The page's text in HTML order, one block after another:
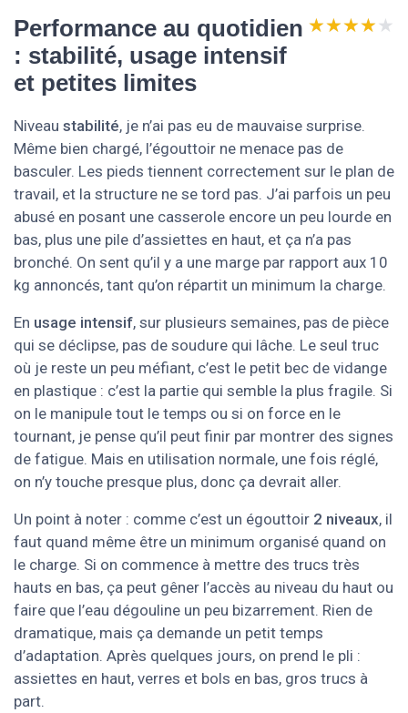
Performance au quotidien
: stabilité, usage intensif
et petites limites
★★★★★
★★★★★
Niveau stabilité, je n’ai pas eu de mauvaise surprise.
Même bien chargé, l’égouttoir ne menace pas de
basculer. Les pieds tiennent correctement sur le plan de
travail, et la structure ne se tord pas. J’ai parfois un peu
abusé en posant une casserole encore un peu lourde en
bas, plus une pile d’assiettes en haut, et ça n’a pas
bronché. On sent qu’il y a une marge par rapport aux 10
kg annoncés, tant qu’on répartit un minimum la charge.
En usage intensif, sur plusieurs semaines, pas de pièce
qui se déclipse, pas de soudure qui lâche. Le seul truc
où je reste un peu méfiant, c’est le petit bec de vidange
en plastique : c’est la partie qui semble la plus fragile. Si
on le manipule tout le temps ou si on force en le
tournant, je pense qu’il peut finir par montrer des signes
de fatigue. Mais en utilisation normale, une fois réglé,
on n’y touche presque plus, donc ça devrait aller.
Un point à noter : comme c’est un égouttoir 2 niveaux, il
faut quand même être un minimum organisé quand on
le charge. Si on commence à mettre des trucs très
hauts en bas, ça peut gêner l’accès au niveau du haut ou
faire que l’eau dégouline un peu bizarrement. Rien de
dramatique, mais ça demande un petit temps
d’adaptation. Après quelques jours, on prend le pli :
assiettes en haut, verres et bols en bas, gros trucs à
part.